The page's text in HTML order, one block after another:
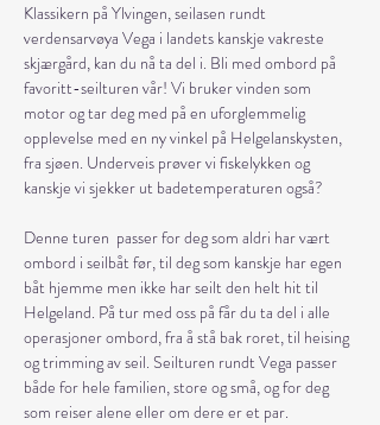
Klassikern på Ylvingen, seilasen rundt
verdensarvøya Vega i landets kanskje vakreste
skjærgård, kan du nå ta del i. Bli med ombord på
favoritt-seilturen vår! Vi bruker vinden som
motor og tar deg med på en uforglemmelig
opplevelse med en ny vinkel på Helgelanskysten,
fra sjøen. Underveis prøver vi fiskelykken og
kanskje vi sjekker ut badetemperaturen også?
Denne turen  passer for deg som aldri har vært
ombord i seilbåt før, til deg som kanskje har egen
båt hjemme men ikke har seilt den helt hit til
Helgeland. På tur med oss på får du ta del i alle
operasjoner ombord, fra å stå bak roret, til heising
og trimming av seil. Seilturen rundt Vega passer
både for hele familien, store og små, og for deg
som reiser alene eller om dere er et par.